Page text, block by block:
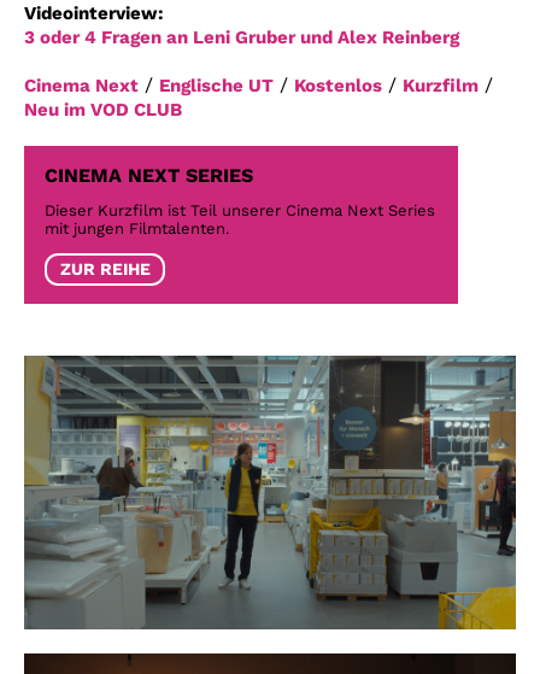
Videointerview:
3 oder 4 Fragen an Leni Gruber und Alex Reinberg
Cinema Next / Englische UT / Kostenlos / Kurzfilm /
Neu im VOD CLUB
CINEMA NEXT SERIES
Dieser Kurzfilm ist Teil unserer Cinema Next Series
mit jungen Filmtalenten.
ZUR REIHE